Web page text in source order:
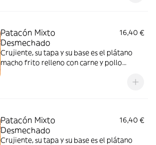
Patacón Mixto
Desmechado
16,40 €
Crujiente, su tapa y su base es el plátano
macho frito relleno con carne y pollo
Patacón Mixto
Desmechado
16,40 €
Crujiente, su tapa y su base es el plátano